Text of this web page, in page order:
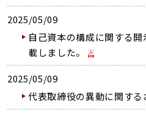
2025/05/09
自己資本の構成に関する
載しました。
2025/05/09
代表取締役の異動に関する